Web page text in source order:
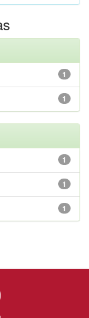
1
1
1
1
1